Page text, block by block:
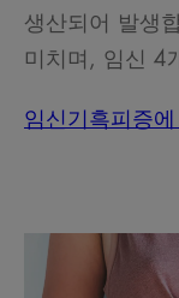
생산되어 발생
미치며, 임신 4
임신기흑피증